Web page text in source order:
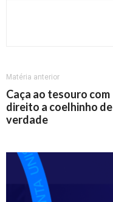
Matéria anterior
Caça ao tesouro com
direito a coelhinho de
verdade